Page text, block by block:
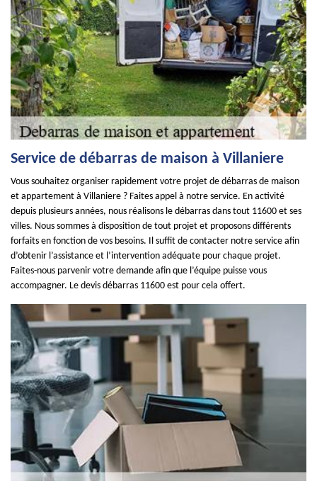
Service de débarras de maison à Villaniere
Vous souhaitez organiser rapidement votre projet de débarras de maison
et appartement à Villaniere ? Faites appel à notre service. En activité
depuis plusieurs années, nous réalisons le débarras dans tout 11600 et ses
villes. Nous sommes à disposition de tout projet et proposons différents
forfaits en fonction de vos besoins. Il suffit de contacter notre service afin
d’obtenir l’assistance et l’intervention adéquate pour chaque projet.
Faites-nous parvenir votre demande afin que l’équipe puisse vous
accompagner. Le devis débarras 11600 est pour cela offert.